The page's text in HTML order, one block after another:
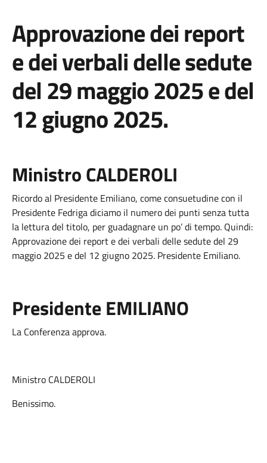
Approvazione dei report
e dei verbali delle sedute
del 29 maggio 2025 e del
12 giugno 2025.
Ministro CALDEROLI
Ricordo al Presidente Emiliano, come consuetudine con il
Presidente Fedriga diciamo il numero dei punti senza tutta
la lettura del titolo, per guadagnare un po’ di tempo. Quindi:
Approvazione dei report e dei verbali delle sedute del 29
maggio 2025 e del 12 giugno 2025. Presidente Emiliano.
Presidente EMILIANO
La Conferenza approva.
Ministro CALDEROLI
Benissimo.